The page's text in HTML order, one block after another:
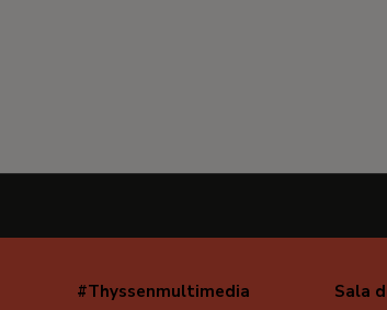
Navegación
#Thyssenmultimedia Sala